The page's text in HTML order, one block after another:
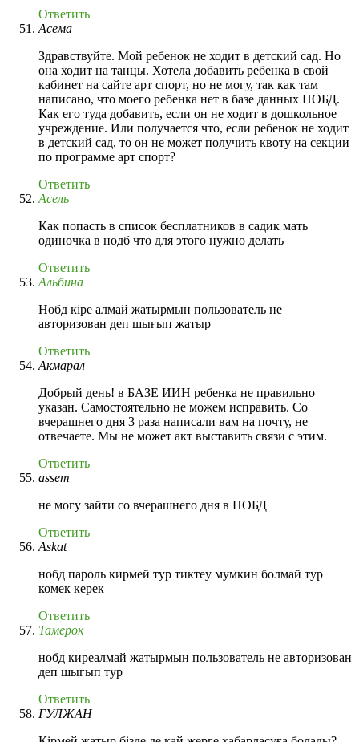
Ответить
Асема
Здравствуйте. Мой ребенок не ходит в детский сад. Но
она ходит на танцы. Хотела добавить ребенка в свой
кабинет на сайте арт спорт, но не могу, так как там
написано, что моего ребенка нет в базе данных НОБД.
Как его туда добавить, если он не ходит в дошкольное
учреждение. Или получается что, если ребенок не ходит
в детский сад, то он не может получить квоту на секции
по программе арт спорт?
Ответить
Асель
Как попасть в список бесплатников в садик мать
одиночка в нодб что для этого нужно делать
Ответить
Альбина
Нобд кіре алмай жатырмын пользователь не
авторизован деп шығып жатыр
Ответить
Акмарал
Добрый день! в БАЗЕ ИИН ребенка не правильно
указан. Самостоятельно не можем исправить. Со
вчерашнего дня 3 раза написали вам на почту, не
отвечаете. Мы не может акт выставить связи с этим.
Ответить
assem
не могу зайти со вчерашнего дня в НОБД
Ответить
Askat
нобд пароль кирмей тур тиктеу мумкин болмай тур
комек керек
Ответить
Тамерок
нобд киреалмай жатырмын пользователь не авторизован
деп шыгып тур
Ответить
ГУЛЖАН